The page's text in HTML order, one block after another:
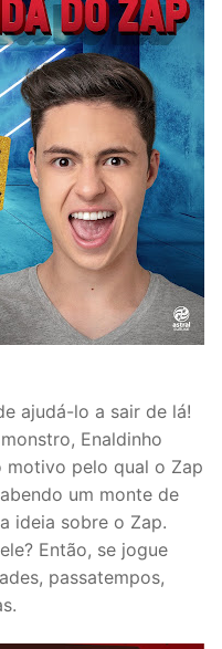
ajudá-lo a sair de lá!
Enaldinho
pelo qual o Zap
um monte de
ideia sobre o Zap.
Então, se jogue
passatempos,